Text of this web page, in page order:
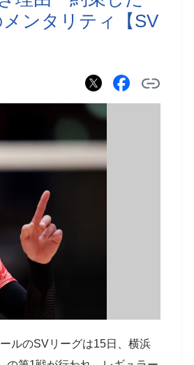
メンタリティ【SV
ルのSVリーグは15日、横浜